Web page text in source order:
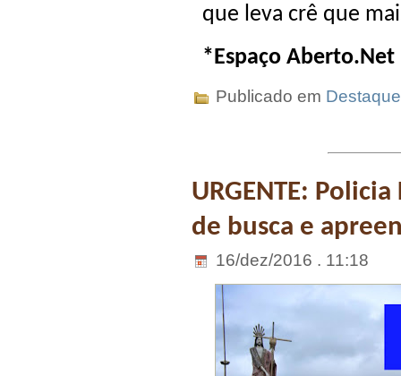
que leva crê que
*Espaço Aberto.Net
Publicado em
URGENTE:
de busca e
16/dez/2016 . 11:18